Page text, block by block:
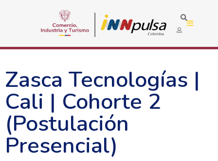
Zasca Tecnologías |
Cali | Cohorte 2
(Postulación
Presencial)